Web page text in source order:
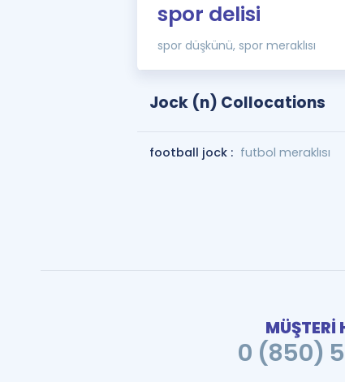
spor delisi
spor düşkünü, spor meraklısı
Jock (n) Collocations
football jock : futbol meraklısı
MÜŞTERİ
0 (850)